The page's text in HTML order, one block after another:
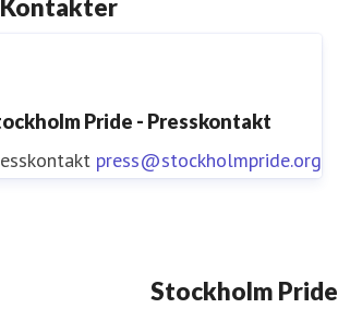
Kontakter
Pride - Presskontakt
press@stockholmpride.org
Stockholm Pride